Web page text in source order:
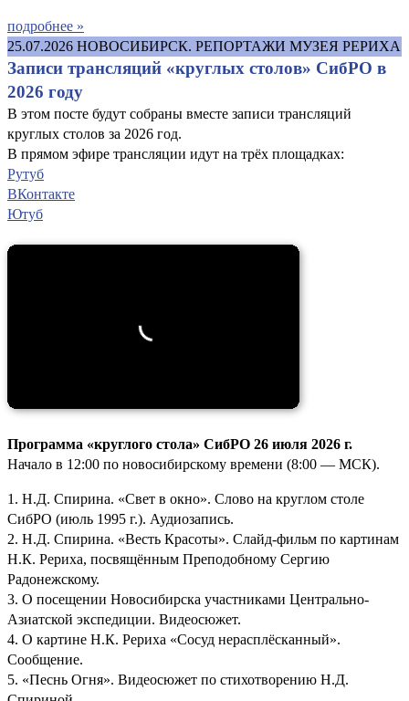
подробнее »
25.07.2026 НОВОСИБИРСК. РЕПОРТАЖИ МУЗЕЯ РЕРИХА
Записи трансляций «круглых столов» СибРО в
2026 году
В этом посте будут собраны вместе записи трансляций
круглых столов за 2026 год.
В прямом эфире трансляции идут на трёх площадках:
Рутуб
ВКонтакте
Ютуб
Программа «круглого стола» СибРО 26 июля 2026 г.
Начало в 12:00 по новосибирскому времени (8:00 — МСК).
1. Н.Д. Спирина. «Свет в окно». Слово на круглом столе
СибРО (июль 1995 г.). Аудиозапись.
2. Н.Д. Спирина. «Весть Красоты». Слайд-фильм по картинам
Н.К. Рериха, посвящённым Преподобному Сергию
Радонежскому.
3. О посещении Новосибирска участниками Центрально-
Азиатской экспедиции. Видеосюжет.
4. О картине Н.К. Рериха «Сосуд нерасплёсканный».
Сообщение.
5. «Песнь Огня». Видеосюжет по стихотворению Н.Д.